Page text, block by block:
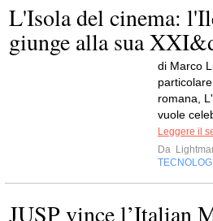
L'Isola del cinema:
giunge alla sua
di Marco
romana,
vuole
Leggere il
Da
JUSP vince l’Italian